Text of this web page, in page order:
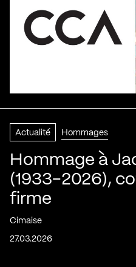
Actualité Hommages
Hommage à
(1933-2026),
firme
Cimaise
27.03.2026